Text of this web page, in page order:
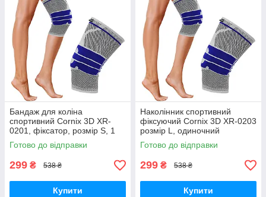
Бандаж для коліна
спортивний Cornix 3D XR-
0201, фіксатор, розмір S, 1
штука GoodPlace -worry-free-
shopping-
Готово до відправки
299 ₴ 538 ₴
Купити
Наколінник спортивний
фіксуючий Cornix 3D XR-0203
розмір L, одиночний
GoodPlace -worry-free-
shopping-
Готово до відправки
299 ₴ 538 ₴
Купити